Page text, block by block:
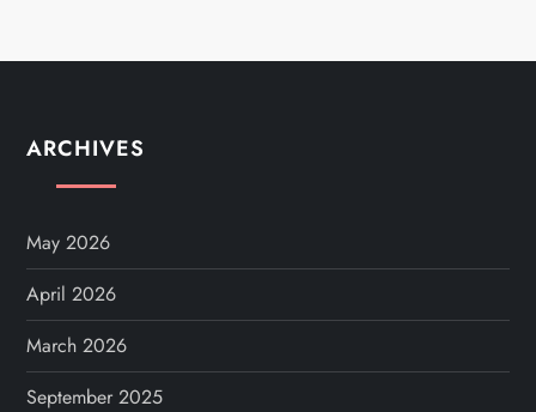
ARCHIVES
May 2026
April 2026
March 2026
September 2025